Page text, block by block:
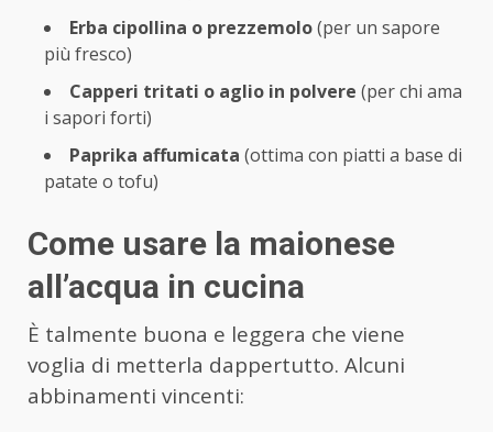
Erba cipollina o prezzemolo(per un sapore
più fresco)
Capperi tritati o aglio in polvere (per chi ama
i sapori forti)
Paprika affumicata (ottima con piatti a base di
patate o tofu)
Come usare la maionese
all’acqua in cucina
È talmente buona e leggera che viene
voglia di metterla dappertutto. Alcuni
abbinamenti vincenti: